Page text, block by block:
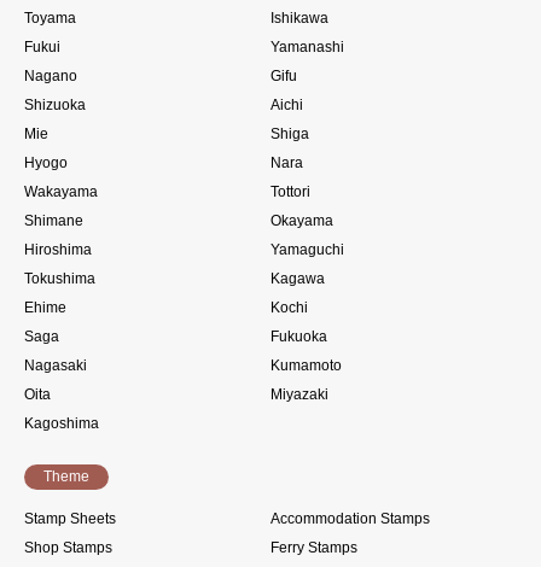
Toyama
Ishikawa
Fukui
Yamanashi
Nagano
Gifu
Shizuoka
Aichi
Mie
Shiga
Hyogo
Nara
Wakayama
Tottori
Shimane
Okayama
Hiroshima
Yamaguchi
Tokushima
Kagawa
Ehime
Kochi
Saga
Fukuoka
Nagasaki
Kumamoto
Oita
Miyazaki
Kagoshima
Theme
Stamp Sheets
Accommodation Stamps
Shop Stamps
Ferry Stamps